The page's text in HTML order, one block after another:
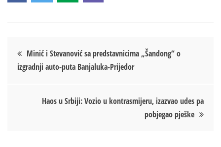
Кретање
чланка
Minić i Stevanović sa predstavnicima „Šandong“ o
izgradnji auto-puta Banjaluka-Prijedor
Haos u Srbiji: Vozio u kontrasmijeru, izazvao udes pa
pobjegao pješke